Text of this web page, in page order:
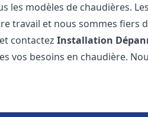
les modèles de chaudières.
travail et nous sommes fiers
contactezInstallation
vos besoins en chaudière.